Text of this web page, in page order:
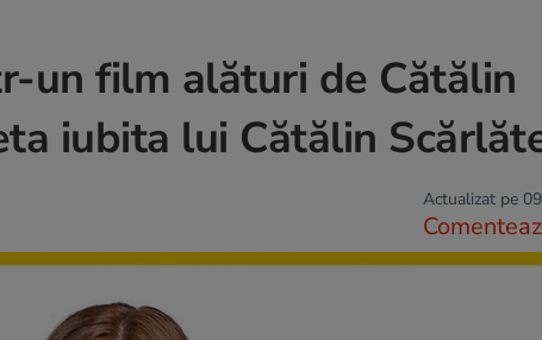
un film alături de Cătălin
iubita lui Cătălin
Actualizat pe